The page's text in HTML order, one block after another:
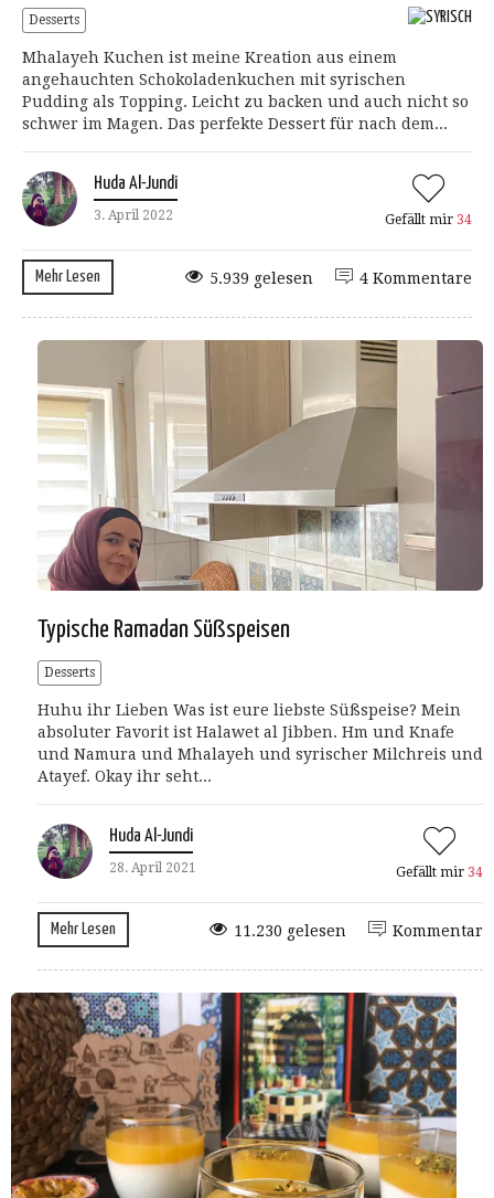
Desserts
Mhalayeh Kuchen ist meine Kreation aus einem
angehauchten Schokoladenkuchen mit syrischen
Pudding als Topping. Leicht zu backen und auch nicht so
schwer im Magen. Das perfekte Dessert für nach dem...
Huda Al-Jundi
3. April 2022 Gefällt mir 34
Mehr Lesen 4 Kommentare
5.939 gelesen
Typische Ramadan Süßspeisen
Desserts
Huhu ihr Lieben Was ist eure liebste Süßspeise? Mein
absoluter Favorit ist Halawet al Jibben. Hm und Knafe
und Namura und Mhalayeh und syrischer Milchreis und
Atayef. Okay ihr seht...
Huda Al-Jundi
28. April 2021 Gefällt mir 34
Mehr Lesen Kommentar
11.230 gelesen